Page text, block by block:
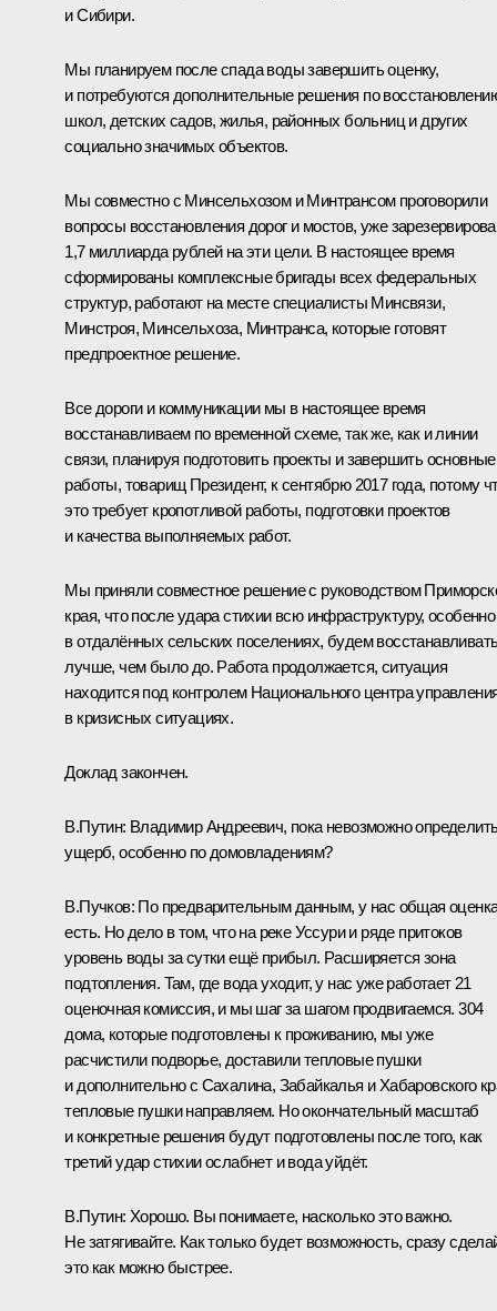
и Сибири.
Мы планируем после спада воды завершить оценку,
и потребуются дополнительные решения по
школ, детских садов, жилья, районных больниц и других
социально значимых объектов.
Мы совместно с Минсельхозом и Минтрансом проговорили
вопросы восстановления дорог и мостов, уже
1,7 миллиарда рублей на эти цели. В настоящее время
сформированы комплексные бригады всех федеральных
структур, работают на месте специалисты Минсвязи,
Минстроя, Минсельхоза, Минтранса, которые готовят
предпроектное решение.
Все дороги и коммуникации мы в настоящее время
восстанавливаем по временной схеме, так же, как и линии
связи, планируя подготовить проекты и завершить основные
работы, товарищ Президент, к сентябрю 2017 года, потому
это требует кропотливой работы, подготовки проектов
и качества выполняемых работ.
Мы приняли совместное решение с руководством
края, что после удара стихии всю инфраструктуру, особенно
в отдалённых сельских поселениях, будем
лучше, чем было до. Работа продолжается, ситуация
находится под контролем Национального центра
в кризисных ситуациях.
Доклад закончен.
В.Путин: Владимир Андреевич, пока невозможно
ущерб, особенно по домовладениям?
В.Пучков: По предварительным данным, у нас общая
есть. Но дело в том, что на реке Уссури и ряде притоков
уровень воды за сутки ещё прибыл. Расширяется зона
подтопления. Там, где вода уходит, у нас уже работает 21
оценочная комиссия, и мы шаг за шагом продвигаемся. 304
дома, которые подготовлены к проживанию, мы уже
расчистили подворье, доставили тепловые пушки
и дополнительно с Сахалина, Забайкалья и Хабаровского
тепловые пушки направляем. Но окончательный масштаб
и конкретные решения будут подготовлены после того, как
третий удар стихии ослабнет и вода уйдёт.
В.Путин: Хорошо. Вы понимаете, насколько это важно.
Не затягивайте. Как только будет возможность, сразу
это как можно быстрее.